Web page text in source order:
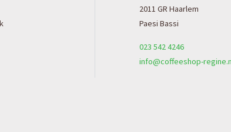
2011 GR Haarlem
Paesi Bassi
023 542 4246
info@coffeeshop-